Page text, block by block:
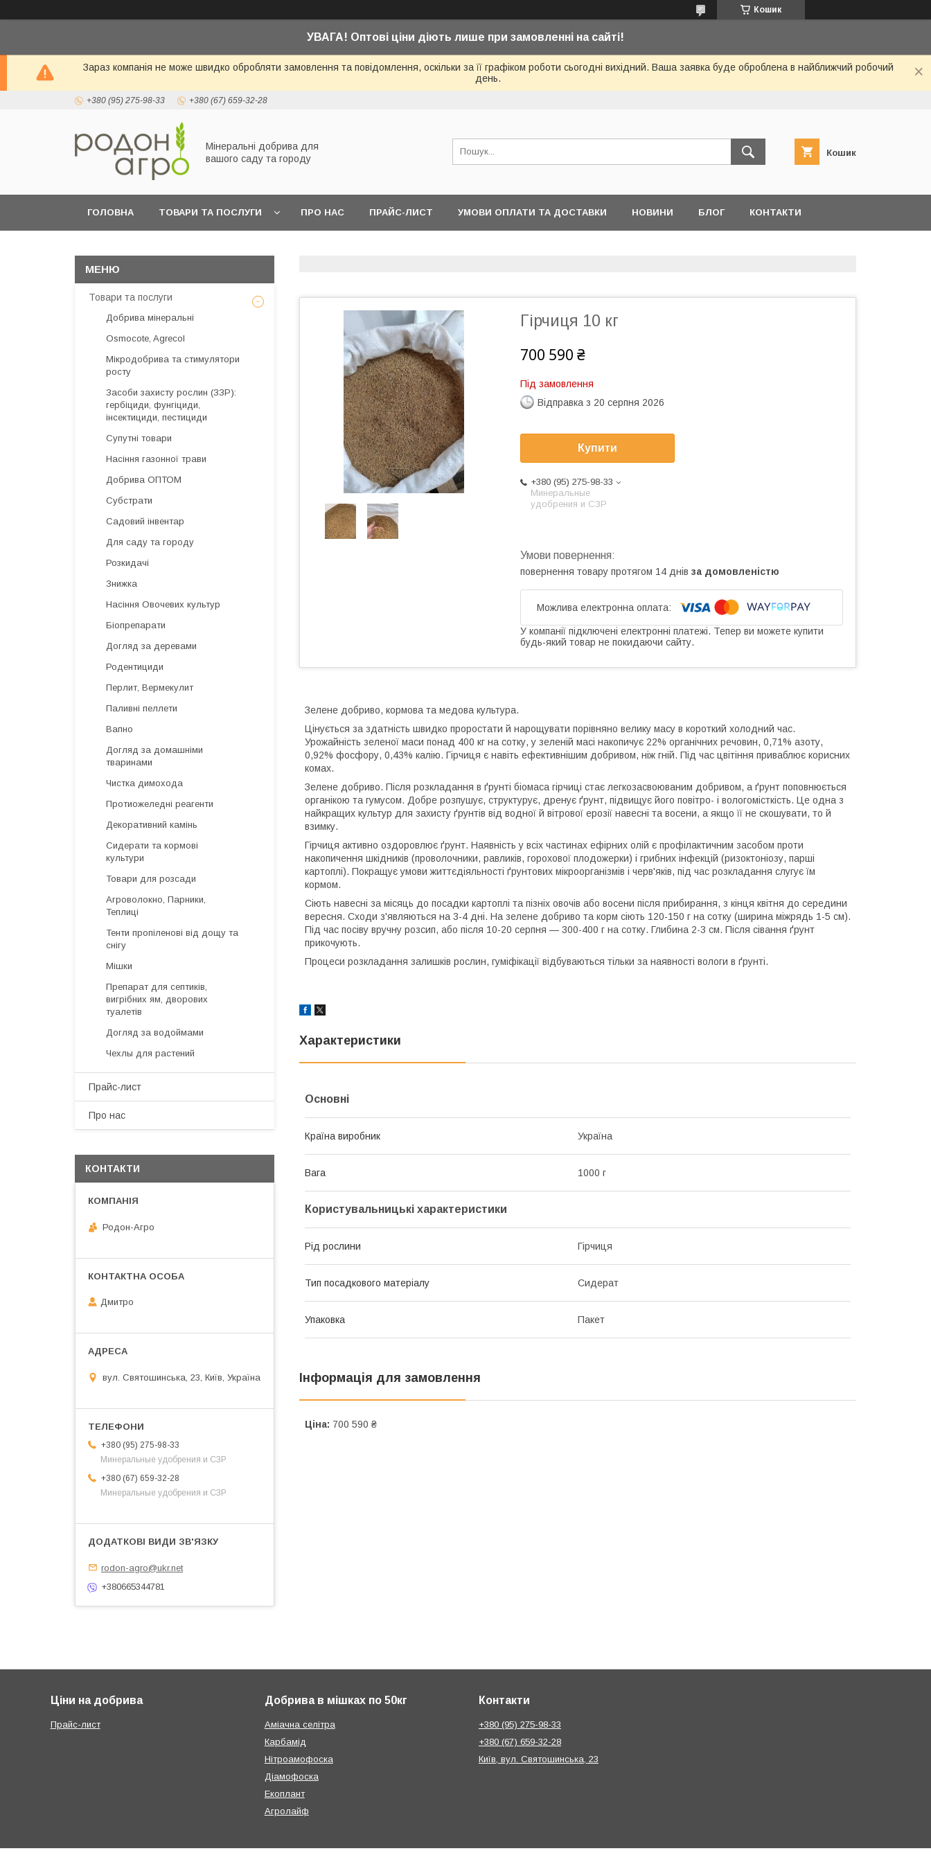
Кошик
УВАГА! Оптові ціни діють лише при замовленні на сайті!
Зараз компанія не може швидко обробляти замовлення та повідомлення, оскільки за її графіком роботи сьогодні вихідний. Ваша заявка буде оброблена в найближчий робочий
день.
+380 (95) 275-98-33 +380 (67) 659-32-28
Мінеральні добрива для
вашого саду та городу
Кошик
ГОЛОВНА ТОВАРИ ТА ПОСЛУГИ ПРО НАС ПРАЙС-ЛИСТ УМОВИ ОПЛАТИ ТА ДОСТАВКИ НОВИНИ БЛОГ КОНТАКТИ
Гірчиця 10 кг
700 590 ₴
Під замовлення
Відправка з 20 серпня 2026
Купити
+380 (95) 275-98-33
Минеральные
удобрения и СЗР
повернення товару протягом 14 днів за домовленістю
У компанії підключені електронні платежі. Тепер ви можете купити
будь-який товар не покидаючи сайту.
Зелене добриво, кормова та медова культура.
Цінується за здатність швидко проростати й нарощувати порівняно велику масу в короткий холодний час.
Урожайність зеленої маси понад 400 кг на сотку, у зеленій масі накопичує 22% органічних речовин, 0,71% азоту,
0,92% фосфору, 0,43% калію. Гірчиця є навіть ефективнішим добривом, ніж гній. Під час цвітіння приваблює корисних
комах.
Зелене добриво. Після розкладання в ґрунті біомаса гірчиці стає легкозасвоюваним добривом, а ґрунт поповнюється
органікою та гумусом. Добре розпушує, структурує, дренує ґрунт, підвищує його повітро- і вологомісткість. Це одна з
найкращих культур для захисту ґрунтів від водної й вітрової ерозії навесні та восени, а якщо її не скошувати, то й
взимку.
Гірчиця активно оздоровлює ґрунт. Наявність у всіх частинах ефірних олій є профілактичним засобом проти
накопичення шкідників (проволочники, равликів, горохової плодожерки) і грибних інфекцій (ризоктоніозу, парші
картоплі). Покращує умови життєдіяльності ґрунтових мікроорганізмів і черв'яків, під час розкладання слугує їм
кормом.
Сіють навесні за місяць до посадки картоплі та пізніх овочів або восени після прибирання, з кінця квітня до середини
вересня. Сходи з'являються на 3-4 дні. На зелене добриво та корм сіють 120-150 г на сотку (ширина міжрядь 1-5 см).
Під час посіву вручну розсип, або після 10-20 серпня — 300-400 г на сотку. Глибина 2-3 см. Після сівання ґрунт
прикочують.
Процеси розкладання залишків рослин, гуміфікації відбуваються тільки за наявності вологи в ґрунті.
Характеристики
Основні
Країна виробник Україна
Вага 1000 г
Користувальницькі характеристики
Рід рослини Гірчиця
Тип посадкового матеріалу Сидерат
Упаковка Пакет
Інформація для замовлення
Ціна: 700 590 ₴
Товари та послуги
Добрива мінеральні
Osmocote, Agrecol
Мікродобрива та стимулятори
росту
Засоби захисту рослин (ЗЗР):
гербіциди, фунгіциди,
інсектициди, пестициди
Супутні товари
Насіння газонної трави
Добрива ОПТОМ
Субстрати
Садовий інвентар
Для саду та городу
Розкидачі
Знижка
Насіння Овочевих культур
Біопрепарати
Догляд за деревами
Родентициди
Перлит, Вермекулит
Паливні пеллети
Вапно
Догляд за домашніми
тваринами
Чистка димохода
Протиожеледні реагенти
Декоративний камінь
Сидерати та кормові
культури
Товари для розсади
Агроволокно, Парники,
Теплиці
Тенти пропіленові від дощу та
снігу
Мішки
Препарат для септиків,
вигрібних ям, дворових
туалетів
Догляд за водоймами
Чехлы для растений
Прайс-лист
Про нас
КОНТАКТИ
Родон-Агро
Дмитро
вул. Святошинська, 23, Київ, Україна
+380 (95) 275-98-33
Минеральные удобрения и СЗР
+380 (67) 659-32-28
Минеральные удобрения и СЗР
rodon-agro@ukr.net
+380665344781
Ціни на добрива
Прайс-лист
Добрива в мішках по 50кг
Аміачна селітра
Карбамід
Нітроамофоска
Діамофоска
Екоплант
Агролайф
Контакти
+380 (95) 275-98-33
+380 (67) 659-32-28
Київ, вул. Святошинська, 23